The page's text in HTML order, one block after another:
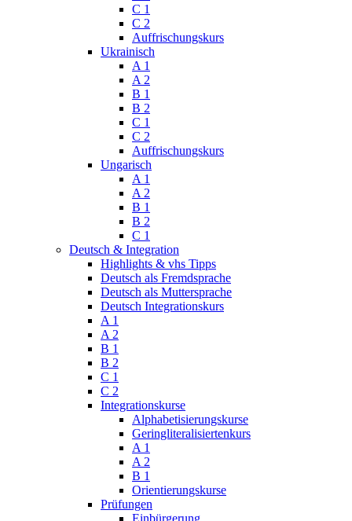
C 1
C 2
Auffrischungskurs
Ukrainisch
A 1
A 2
B 1
B 2
C 1
C 2
Auffrischungskurs
Ungarisch
A 1
A 2
B 1
B 2
C 1
Deutsch & Integration
Highlights & vhs Tipps
Deutsch als Fremdsprache
Deutsch als Muttersprache
Deutsch Integrationskurs
A 1
A 2
B 1
B 2
C 1
C 2
Integrationskurse
Alphabetisierungskurse
Geringliteralisiertenkurs
A 1
A 2
B 1
Orientierungskurse
Prüfungen
Einbürgerung